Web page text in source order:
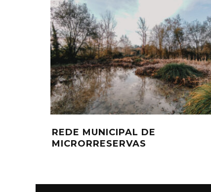
REDE MUNICIPAL DE
MICRORRESERVAS